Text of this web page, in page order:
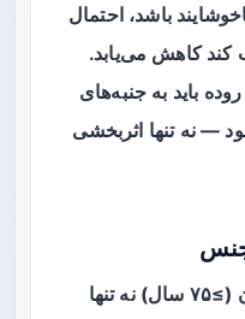
باشد، احتمال
کند کاهش می‌یابد.
باید به جنبه‌های
— نه تنها اثربخشی
جنس
نتایج نشان می‌دهد که سالمندان (≥۷۵ سال) نه تنها